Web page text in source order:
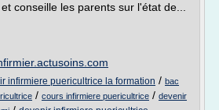
conseille les parents sur l'état de...
infirmiere puericultrice la formation / bac
/ cours infirmiere puericultrice / devenir